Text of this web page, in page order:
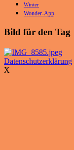
Winter
Wonder-App
Bild für den Tag
Datenschutzerklärung
X